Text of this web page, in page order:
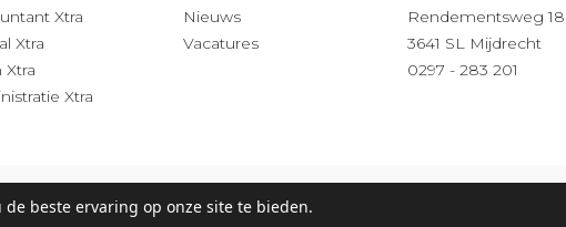
Xtra
Xtra
Xtra
Xtra
Nieuws
Vacatures
Rendementsweg 18
3641 SL Mijdrecht
0297 - 283 201
& Klachtenregeling- Digitaal
de beste ervaring op onze site te bieden.